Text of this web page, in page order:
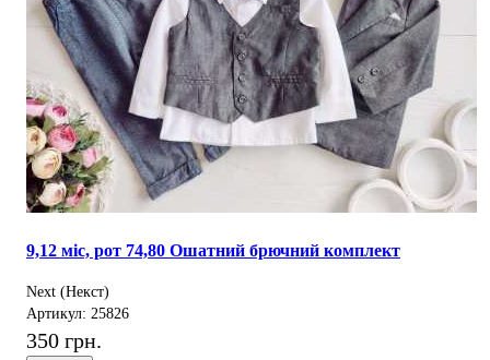
9,12 міс, рот 74,80 Ошатний брючний комплект
Next (Некст)
Артикул: 25826
350 грн.